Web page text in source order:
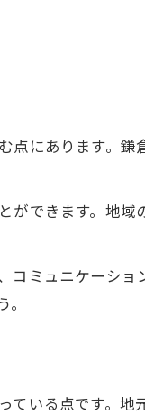
点にあります。鎌
ができます。地域
コミュニケーショ
ている点です。地